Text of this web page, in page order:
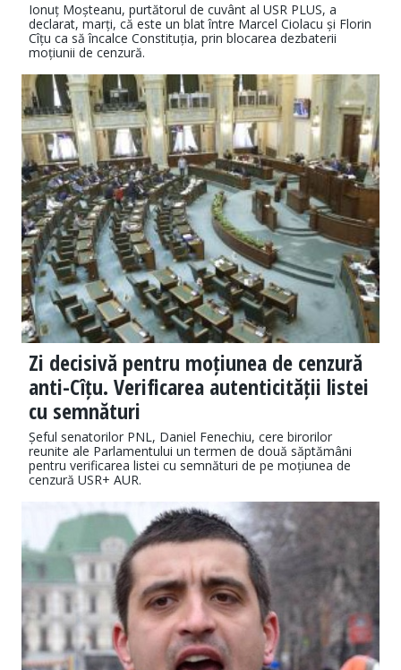
Ionuț Moșteanu, purtătorul de cuvânt al USR PLUS, a
declarat, marți, că este un blat între Marcel Ciolacu și Florin
Cîțu ca să încalce Constituția, prin blocarea dezbaterii
moțiunii de cenzură.
Zi decisivă pentru moțiunea de cenzură
anti-Cîțu. Verificarea autenticității listei
cu semnături
Șeful senatorilor PNL, Daniel Fenechiu, cere birorilor
reunite ale Parlamentului un termen de două săptămâni
pentru verificarea listei cu semnături de pe moțiunea de
cenzură USR+ AUR.